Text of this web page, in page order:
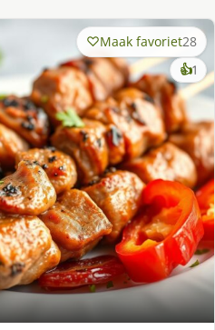
Maak favoriet28
👍1